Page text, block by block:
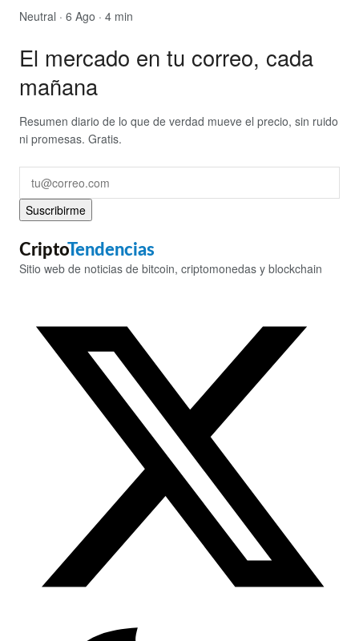
Neutral · 6 Ago · 4 min
El mercado en tu correo, cada
mañana
Resumen diario de lo que de verdad mueve el precio, sin ruido
ni promesas. Gratis.
Suscribirme
CriptoTendencias
Sitio web de noticias de bitcoin, criptomonedas y blockchain